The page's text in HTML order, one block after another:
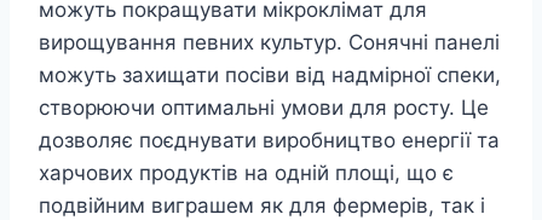
можуть покращувати мікроклімат для
вирощування певних культур. Сонячні панелі
можуть захищати посіви від надмірної спеки,
створюючи оптимальні умови для росту. Це
дозволяє поєднувати виробництво енергії та
харчових продуктів на одній площі, що є
подвійним виграшем як для фермерів, так і